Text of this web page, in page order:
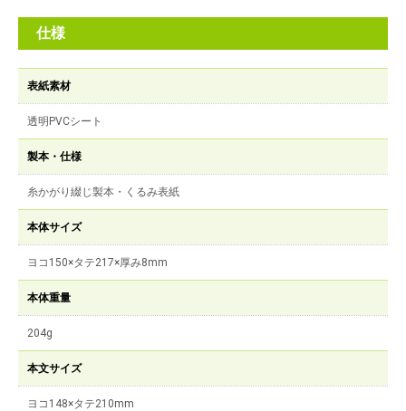
仕様
表紙素材
透明PVCシート
製本・仕様
糸かがり綴じ製本・くるみ表紙
本体サイズ
ヨコ150×タテ217×厚み8mm
本体重量
204g
本文サイズ
ヨコ148×タテ210mm